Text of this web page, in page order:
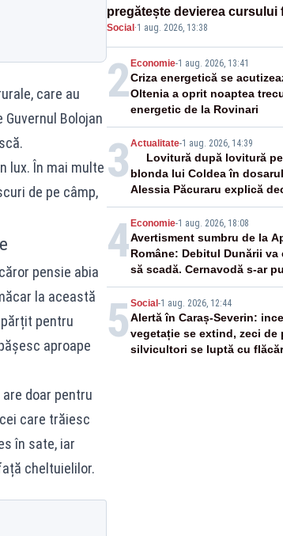
care au
Bolojan
lux. În mai multe
de pe câmp,
pensie abia
la această
pentru
aproape
doar pentru
care trăiesc
în sate, iar
cheltuielilor.
pregătește devierea cursului
către Cernavodă – VIDEO
Social ·1 aug. 2026, 13:38
2 Economie-1 aug. 2026, 13:41
Criza energetică se
Oltenia a oprit noaptea
energetic de la Rovinari
3 Actualitate-1 aug. 2026, 14:39
Lovitură după lovitură
blonda lui Coldea în
Alessia Păcuraru explică
magistraților
4 Economie-1 aug. 2026, 18:08
Avertisment sumbru de la
Române: Debitul Dunării va
să scadă. Cernavodă s-ar
închide în 4 zile
5 Social -1 aug. 2026, 12:44
Alertă în Caraș-Severin:
vegetație se extind, zeci de
silvicultori se luptă cu